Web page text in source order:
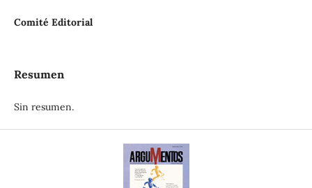
Comité Editorial
Resumen
Sin resumen.